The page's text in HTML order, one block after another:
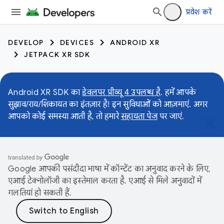
प्रवेश करें
DEVELOP DEVICES
ANDROID XR
JETPACK XR SDK
Android XR SDK काडेवलपर प्रीव्यू 4 उपलब्ध है. हमें आपके
सुझाव/राय/शिकायत का इंतज़ार है! इन सुविधाओं को आज़माएं. अगर
आपको कोई समस्या आती है, तो हमारेसहायता पेजपर जाएं.
Google आपकी पसंदीदा भाषा में कॉन्टेंट का अनुवाद करने के लिए,
एआई टेक्नोलॉजी का इस्तेमाल करता है. एआई से मिले अनुवादों में
गलतियां हो सकती हैं.